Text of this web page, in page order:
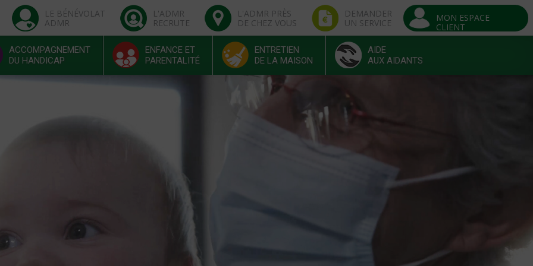
LE BÉNÉVOLAT
ADMR
L'ADMR
RECRUTE
L'ADMR PRÈS
DE CHEZ VOUS
DEMANDER
UN SERVICE
MON ESPACE
CLIENT
ACCOMPAGNEMENT
DU HANDICAP
ENFANCE ET
PARENTALITÉ
ENTRETIEN
DE LA MAISON
AIDE
AUX AIDANTS